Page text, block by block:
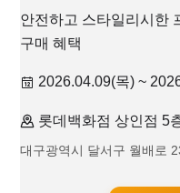
안전하고 스타일리시한
구매 혜택
2026.04.09(목) ~
롯데백화점 상인점 5
대구광역시 달서구 월배로